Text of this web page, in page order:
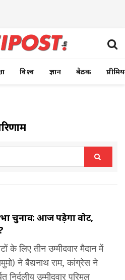
विश्व ज्ञान बैठक
चुनाव: आज पड़ेगा वोट,
के लिए तीन उम्मीदवार मैदान में
ने बैद्यनाथ राम, कांग्रेस ने
उम्मीदवार परिमल